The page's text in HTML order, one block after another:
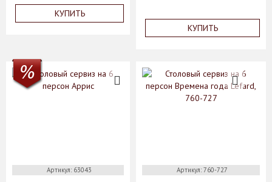
КУПИТЬ
КУПИТЬ
Артикул: 63043 Артикул: 760-727